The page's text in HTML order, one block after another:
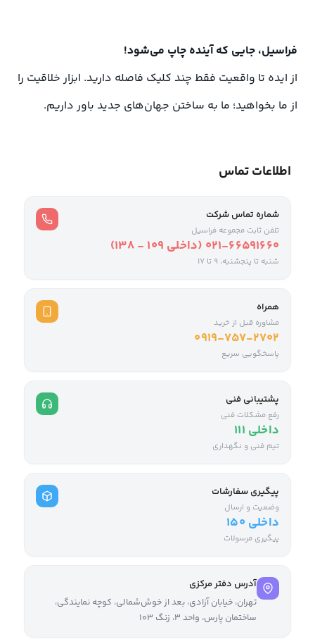
فراسیل، جایی که آینده چاپ می‌شود!
از ایده تا واقعیت فقط چند کلیک فاصله دارید. ابزار خلاقیت را
از ما بخواهید؛ ما به ساختن جهان‌های جدید باور داریم.
اطلاعات تماس
شماره تماس شرکت
تلفن ثابت مجموعه فراسیل
021-66591660 (داخلی ۱۰۹ - ۱۳۸)
شنبه تا پنجشنبه، 9 تا ۱۷
همراه
مشاوره قبل از خرید
0919-757-2702
پاسخگویی سریع
پشتیبانی فنی
رفع مشکلات فنی
داخلی ۱۱۱
تیم فنی و نگهداری
پیگیری سفارشات
وضعیت و ارسال
داخلی ۱۵۰
پیگیری مرسولات
آدرس دفتر مرکزی
تهران، خیابان آزادی، بعد از خوش‌شمالی، کوچه نمایندگی،
ساختمان پارس، واحد ۳، زنگ ۱۰۳